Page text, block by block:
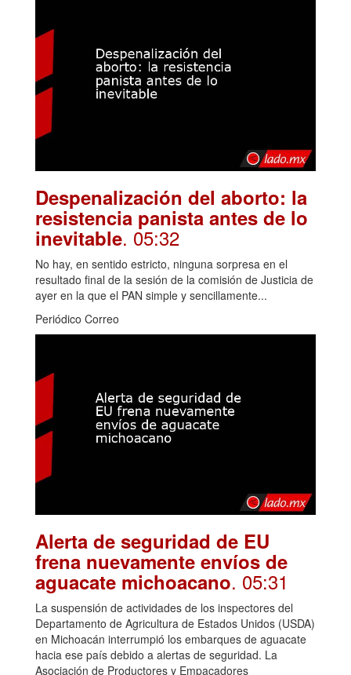
Despenalización del aborto: la
resistencia panista antes de lo
inevitable. 05:32
No hay, en sentido estricto, ninguna sorpresa en el
resultado final de la sesión de la comisión de Justicia de
ayer en la que el PAN simple y sencillamente...
Periódico Correo
Alerta de seguridad de EU
frena nuevamente envíos de
aguacate michoacano. 05:31
La suspensión de actividades de los inspectores del
Departamento de Agricultura de Estados Unidos (USDA)
en Michoacán interrumpió los embarques de aguacate
hacia ese país debido a alertas de seguridad. La
Asociación de Productores y Empacadores